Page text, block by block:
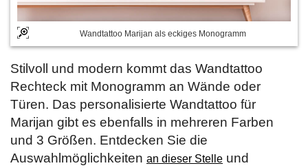
Wandtattoo Marijan als eckiges Monogramm
Stilvoll und modern kommt das Wandtattoo
Rechteck mit Monogramm an Wände oder
Türen. Das personalisierte Wandtattoo für
Marijan gibt es ebenfalls in mehreren Farben
und 3 Größen. Entdecken Sie die
Auswahlmöglichkeiten an dieser Stelle und